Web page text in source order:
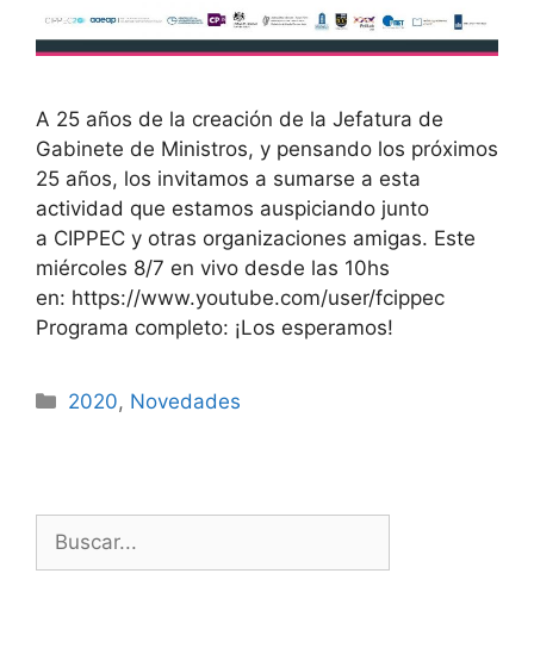
A 25 años de la creación de la Jefatura de
Gabinete de Ministros, y pensando los próximos
25 años, los invitamos a sumarse a esta
actividad que estamos auspiciando junto
a CIPPEC y otras organizaciones amigas. Este
miércoles 8/7 en vivo desde las 10hs
en: https://www.youtube.com/user/fcippec
Programa completo: ¡Los esperamos!
2020, Novedades